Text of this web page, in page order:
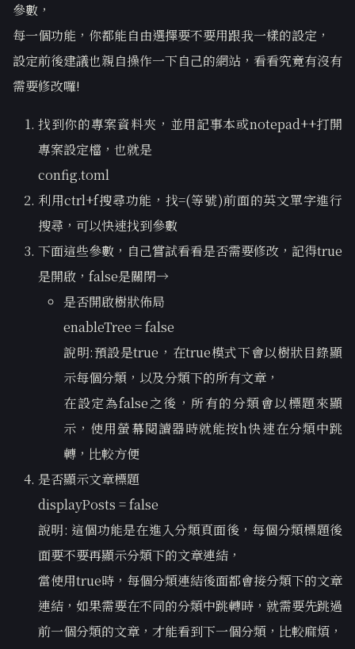
參數，
每一個功能，你都能自由選擇要不要用跟我一樣的設定，
設定前後建議也親自操作一下自己的網站，看看究竟有沒有
需要修改囉!
找到你的專案資料夾，並用記事本或notepad++打開
專案設定檔，也就是
config.toml
利用ctrl+f搜尋功能，找=(等號)前面的英文單字進行
搜尋，可以快速找到參數
下面這些參數，自己嘗試看看是否需要修改，記得true
是開啟，false是關閉→
是否開啟樹狀佈局
enableTree = false
說明:預設是true，在true模式下會以樹狀目錄顯
示每個分類，以及分類下的所有文章，
在設定為false之後，所有的分類會以標題來顯
示，使用螢幕閱讀器時就能按h快速在分類中跳
轉，比較方便
是否顯示文章標題
displayPosts = false
說明: 這個功能是在進入分類頁面後，每個分類標題後
面要不要再顯示分類下的文章連結，
當使用true時，每個分類連結後面都會接分類下的文章
連結，如果需要在不同的分類中跳轉時，就需要先跳過
前一個分類的文章，才能看到下一個分類，比較麻煩，